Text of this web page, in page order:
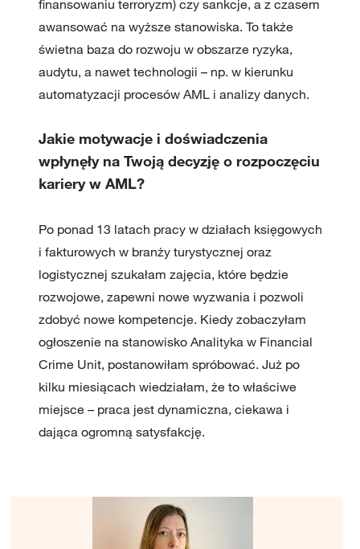
finansowaniu terroryzm) czy sankcje, a z czasem
awansować na wyższe stanowiska. To także
świetna baza do rozwoju w obszarze ryzyka,
audytu, a nawet technologii – np. w kierunku
automatyzacji procesów AML i analizy danych.
Jakie motywacje i doświadczenia
wpłynęły na Twoją decyzję o rozpoczęciu
kariery w AML?
Po ponad 13 latach pracy w działach księgowych
i fakturowych w branży turystycznej oraz
logistycznej szukałam zajęcia, które będzie
rozwojowe, zapewni nowe wyzwania i pozwoli
zdobyć nowe kompetencje. Kiedy zobaczyłam
ogłoszenie na stanowisko Analityka w Financial
Crime Unit, postanowiłam spróbować. Już po
kilku miesiącach wiedziałam, że to właściwe
miejsce – praca jest dynamiczna, ciekawa i
dająca ogromną satysfakcję.